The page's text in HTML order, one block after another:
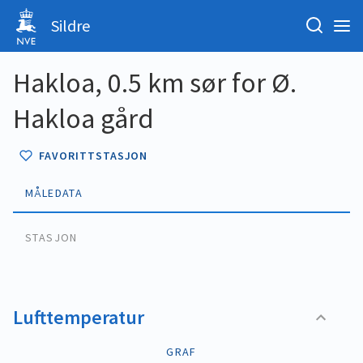
Sildre
Hakloa, 0.5 km sør for Ø.
Hakloa gård
FAVORITTSTASJON
MÅLEDATA
STASJON
Lufttemperatur
GRAF